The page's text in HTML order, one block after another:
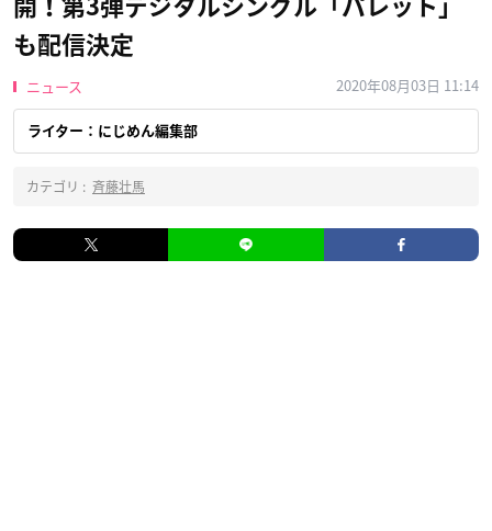
開！第3弾デジタルシングル「パレット」
も配信決定
ニュース 2020年08月03日 11:14
ライター：にじめん編集部
カテゴリ : 斉藤壮馬